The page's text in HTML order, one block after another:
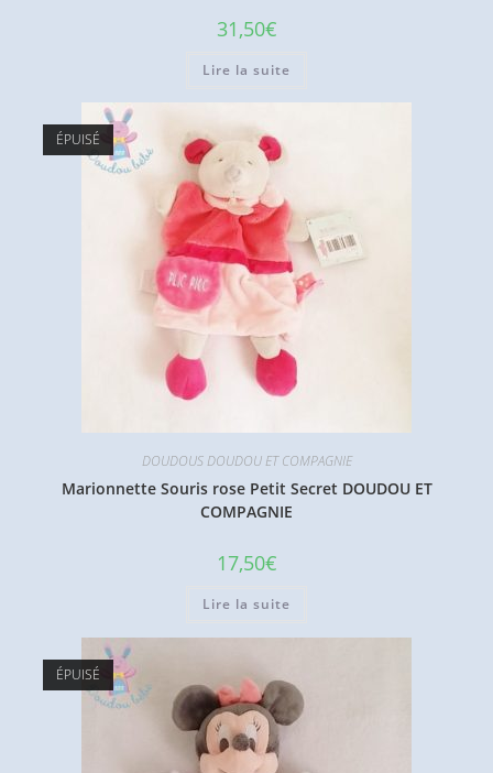
31,50€
Lire la suite
ÉPUISÉ
DOUDOUS DOUDOU ET COMPAGNIE
Marionnette Souris rose Petit Secret DOUDOU ET
COMPAGNIE
17,50€
Lire la suite
ÉPUISÉ